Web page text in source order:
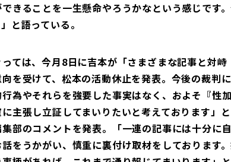
できることを一生懸命やろうかなという感じです
と語っている。
ては、今月8日に吉本が「さまざまな記事と対
を受けて、松本の活動休止を発表。今後の裁判
為やそれらを強要した事実はなく、およそ『性
主張し立証してまいりたいと考えております」
部のコメントを発表。「一連の記事には十分に
をうかがい、慎重に裏付け取材をしております